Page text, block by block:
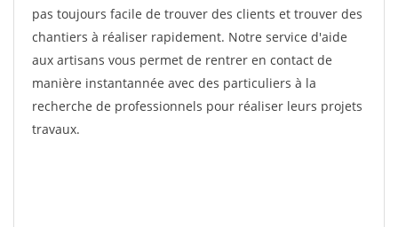
pas toujours facile de trouver des clients et trouver des
chantiers à réaliser rapidement. Notre service d'aide
aux artisans vous permet de rentrer en contact de
manière instantannée avec des particuliers à la
recherche de professionnels pour réaliser leurs projets
travaux.